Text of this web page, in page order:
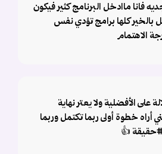
فانا ماادخل البرنامج كثير فيكون
بالخير كلها برامج تؤدي نفس
الاهتمام
الأفضلية ولا يعتر نهاية
أراه خطوة أولى ربما تكتمل وربما
👍